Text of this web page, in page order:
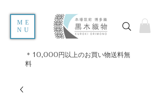
ME
NU
＊10,000円以上のお買い物送料無
料